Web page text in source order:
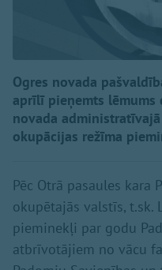
Ogres novada
aprīlī pieņemts lēmums
novada
okupācijas režīma
Pēc Otrā pasaules kara
okupētajās valstīs, t.sk.
pieminekļi par godu
atbrīvotājiem no vācu